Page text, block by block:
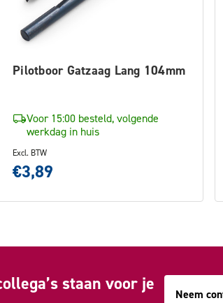
Pilotboor Gatzaag Lang 104mm
Voor 15:00 besteld, volgende
werkdag in huis
Excl. BTW
€3,89
staan voor je
Neem